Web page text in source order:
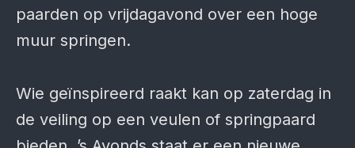
paarden op vrijdagavond over een hoge
muur springen.
Wie geïnspireerd raakt kan op zaterdag in
de veiling op een veulen of springpaard